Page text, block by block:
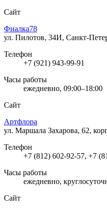
Сайт
Фиалка78
ул. Пилотов, 34И, Санкт-
Телефон
+7 (921) 943-99-91
Часы работы
ежедневно, 09:00–18:00
Сайт
Артфлора
ул. Маршала Захарова, 62,
Телефон
+7 (812) 602-92-57, +7
Часы работы
ежедневно,
Сайт